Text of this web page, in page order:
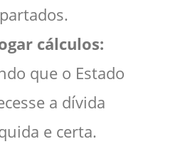
cálculos:
que o Estado
a dívida
e certa.